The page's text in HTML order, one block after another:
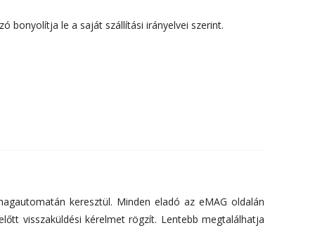
bonyolítja le a saját szállítási irányelvei szerint.
keresztül. Minden eladó az eMAG oldalán
visszaküldési kérelmet rögzít. Lentebb megtalálhatja